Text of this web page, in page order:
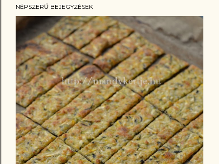
NÉPSZERŰ BEJEGYZÉSEK